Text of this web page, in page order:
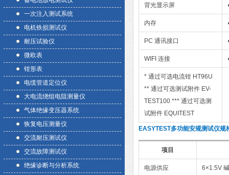
一次注入测试系统
电机铁损测试仪
耐压试验仪
微欧表
钳形表
电缆管道定位仪
大电流绕组电阻测量仪
气体绝缘变压器系统
恢复电压测量仪
交流耐压测试仪
交流故障测试仪
绝缘诊断与分析系统
背光显示屏
内存
PC 通讯接口
WIFI 连接
* 通过可选电流钳 HT96U
** 通过可选测试附件 EV-
TEST100 *** 通过可选测
试附件 EQUITEST
EASYTEST多功能安规测试仪规
项目
电源供应 6×1.5V